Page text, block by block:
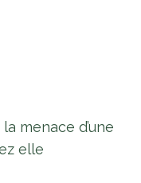
menace d’une
elle